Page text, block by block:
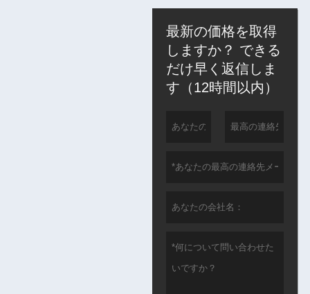
最新の価格を取得
しますか？ できる
だけ早く返信しま
す（12時間以内）